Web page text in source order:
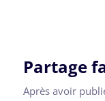
Partage
Après avoir